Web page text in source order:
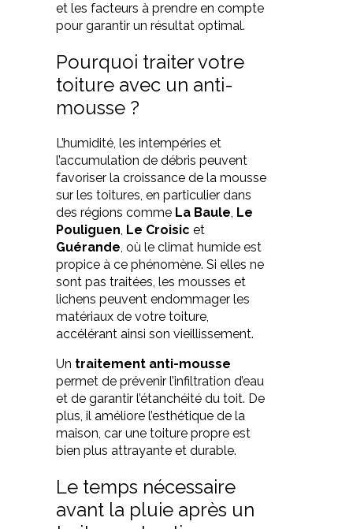
et les facteurs à prendre en compte
pour garantir un résultat optimal.
Pourquoi traiter votre
toiture avec un anti-
mousse ?
L’humidité, les intempéries et
l’accumulation de débris peuvent
favoriser la croissance de la mousse
sur les toitures, en particulier dans
des régions comme La Baule, Le
Pouliguen, Le Croisic et
Guérande, où le climat humide est
propice à ce phénomène. Si elles ne
sont pas traitées, les mousses et
lichens peuvent endommager les
matériaux de votre toiture,
accélérant ainsi son vieillissement.
Un traitement anti-mousse
permet de prévenir l’infiltration d’eau
et de garantir l’étanchéité du toit. De
plus, il améliore l’esthétique de la
maison, car une toiture propre est
bien plus attrayante et durable.
Le temps nécessaire
avant la pluie après un